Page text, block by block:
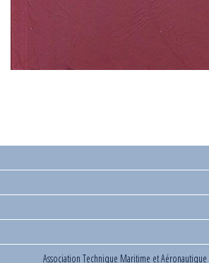
Association Technique Maritime et Aéronautique